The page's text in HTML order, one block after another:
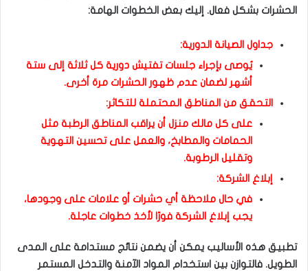
الحشرات بشكل فعال. إليك بعض الخطوات الهامة:
جداول الصيانة الدورية:
يُوصى بإجراء جلسات تفتيش دورية كل ثلاثة إلى ستة
أشهر لضمان عدم ظهور الحشرات مرة أخرى.
التحقق من المناطق المحتملة للتكاثر:
على كل مالك منزل أن يراقب المناطق الرطبة مثل
الحمامات والمطابخ، والعمل على تحسين التهوية
وتقليل الرطوبة.
إبلاغ الشركة:
في حال ملاحظة أي حشرات أو علامات على وجودها،
يجب إبلاغ الشركة فورًا لأخذ خطوات عاجلة.
تطبيق هذه الأساليب يمكن أن يضمن نتائج مستدامة على المدى
الطويل. فالتوازن بين استخدام المواد الآمنة والتدخل المستمر